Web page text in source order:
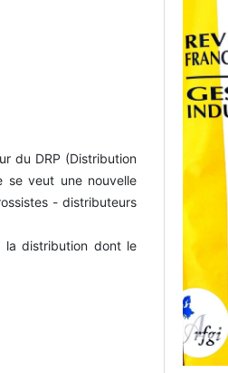
du DRP (Distribution
se veut une nouvelle
- distributeurs
la distribution dont le